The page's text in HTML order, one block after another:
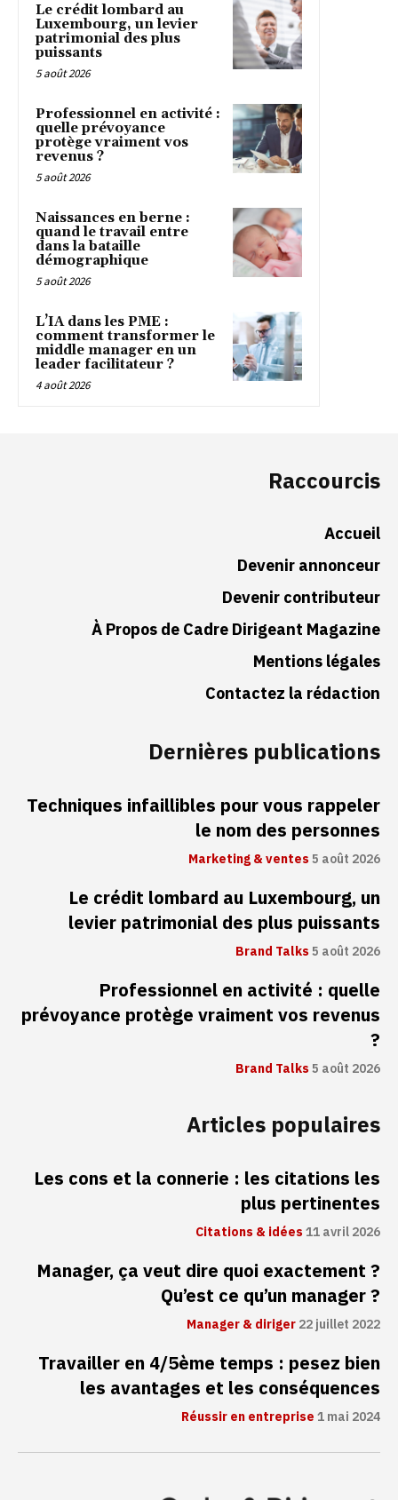
Le crédit lombard au
Luxembourg, un levier
patrimonial des plus
puissants
5 août 2026
Professionnel en activité :
quelle prévoyance
protège vraiment vos
revenus ?
5 août 2026
Naissances en berne :
quand le travail entre
dans la bataille
démographique
5 août 2026
L’IA dans les PME :
comment transformer le
middle manager en un
leader facilitateur ?
4 août 2026
Raccourcis
Accueil
Devenir annonceur
Devenir contributeur
À Propos de Cadre Dirigeant Magazine
Mentions légales
Contactez la rédaction
Dernières publications
Techniques infaillibles pour vous rappeler
le nom des personnes
Marketing & ventes5 août 2026
Le crédit lombard au Luxembourg, un
levier patrimonial des plus puissants
Brand Talks5 août 2026
Professionnel en activité : quelle
prévoyance protège vraiment vos revenus
?
Brand Talks5 août 2026
Articles populaires
Les cons et la connerie : les citations les
plus pertinentes
Citations & idées11 avril 2026
Manager, ça veut dire quoi exactement ?
Qu’est ce qu’un manager ?
Manager & diriger22 juillet 2022
Travailler en 4/5ème temps : pesez bien
les avantages et les conséquences
Réussir en entreprise1 mai 2024